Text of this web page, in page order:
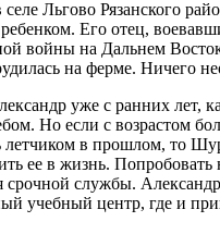
Льгово Рязанского
Его отец,
войны на Дальнем
на ферме. Ничего
уже с ранних лет,
Но если с возрастом
летчиком в прошлом, то
ее в жизнь. Попробовать
срочной службы.
учебный центр, где и